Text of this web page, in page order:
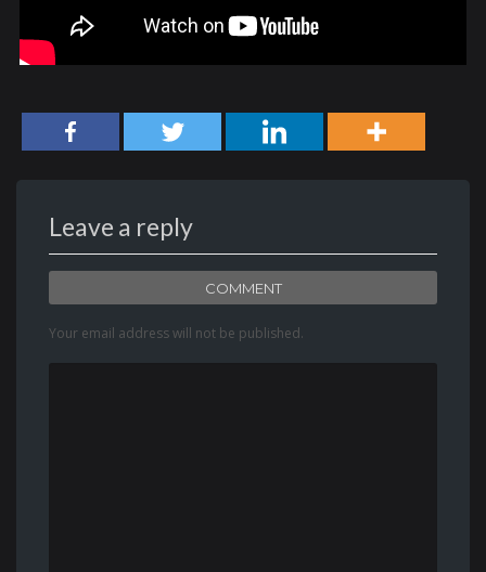
Leave a reply
COMMENT
Your email address will not be published.